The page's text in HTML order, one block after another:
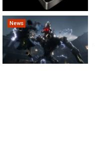
News